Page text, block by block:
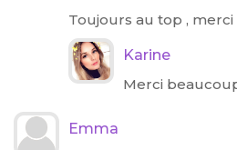
Toujours au top ,
Karine
Merci
Emma